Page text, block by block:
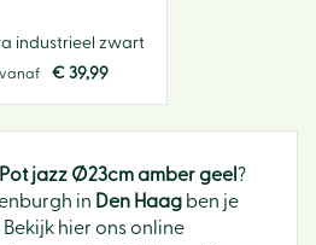
industrieel zwart
vanaf € 39,99
Pot jazz Ø23cm amber geel ?
in Den Haag ben je
hier ons online